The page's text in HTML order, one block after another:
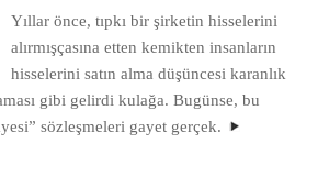
Yıllar önce, tıpkı bir şirketin hisselerini
alırmışçasına etten kemikten insanların
hisselerini satın alma düşüncesi karanlık
gibi gelirdi kulağa. Bugünse, bu
sözleşmeleri gayet gerçek.